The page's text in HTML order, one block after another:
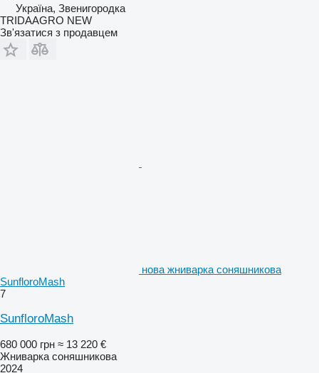
Україна, Звенигородка
TRIDAAGRO NEW
Зв'язатися з продавцем
нова жниварка соняшникова
SunfloroMash
7
SunfloroMash
680 000 грн ≈ 13 220 €
Жниварка соняшникова
2024